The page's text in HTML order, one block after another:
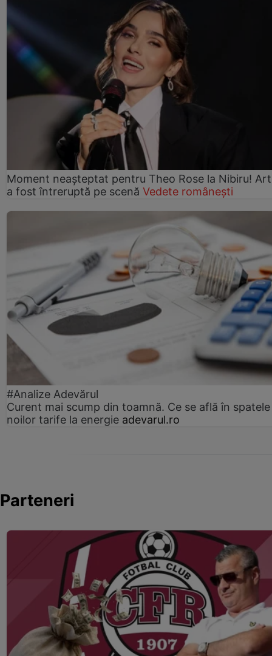
Moment neașteptat pentru Theo Rose la Nibiru!
a fost întreruptă pe scenă Vedete românești
#Analize Adevărul
Curent mai scump din toamnă. Ce se află în spatele
noilor tarife la energie adevarul.ro
Parteneri